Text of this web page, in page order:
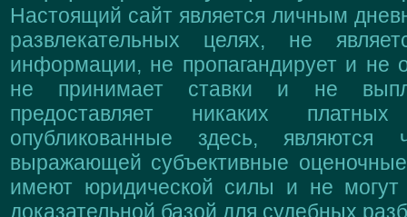
Настоящий сайт является личным
развлекательных целях, не
информации, не пропагандирует и не
не принимает ставки и не
предоставляет никаких
опубликованные здесь, являются
выражающей субъективные
имеют юридической силы и не могут
доказательной базой для судебных